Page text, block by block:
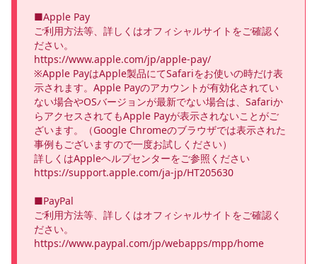
■Apple Pay
ご利用方法等、詳しくはオフィシャルサイトをご確認く
ださい。
https://www.apple.com/jp/apple-pay/
※Apple PayはApple製品にてSafariをお使いの時だけ表
示されます。Apple Payのアカウントが有効化されてい
ない場合やOSバージョンが最新でない場合は、Safariか
らアクセスされてもApple Payが表示されないことがご
ざいます。（Google Chromeのブラウザでは表示された
事例もございますので一度お試しください）
詳しくはAppleヘルプセンターをご参照ください
https://support.apple.com/ja-jp/HT205630
■PayPal
ご利用方法等、詳しくはオフィシャルサイトをご確認く
ださい。
https://www.paypal.com/jp/webapps/mpp/home